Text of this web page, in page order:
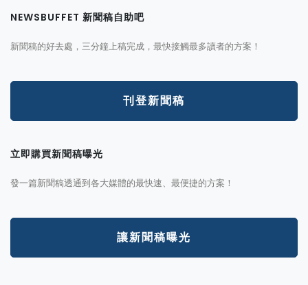
NEWSBUFFET 新聞稿自助吧
新聞稿的好去處，三分鐘上稿完成，最快接觸最多讀者的方案！
刊登新聞稿
立即購買新聞稿曝光
發一篇新聞稿透通到各大媒體的最快速、最便捷的方案！
讓新聞稿曝光